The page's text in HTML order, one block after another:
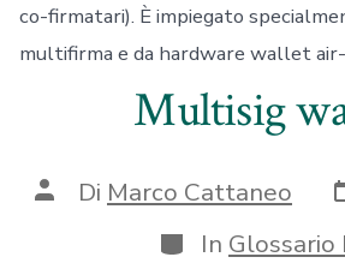
co-firmatari). È impiegato
multifirma e da hardware wallet
Multisig
Autore
articolo
Di Marco Cattaneo
Categorie
In Glossario